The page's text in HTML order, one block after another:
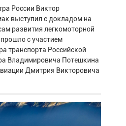
России Виктор
выступил с докладом на
развития легкомоторной
с участием
транспорта Российской
Владимировича Потешкина
Дмитрия Викторовича